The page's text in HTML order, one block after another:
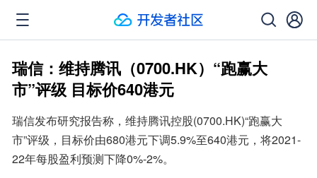
瑞信：维持腾讯（0700.HK）“跑赢大
市”评级 目标价640港元
瑞信发布研究报告称，维持腾讯控股(0700.HK)“跑赢大
市”评级，目标价由680港元下调5.9%至640港元，将2021-
22年每股盈利预测下降0%-2%。